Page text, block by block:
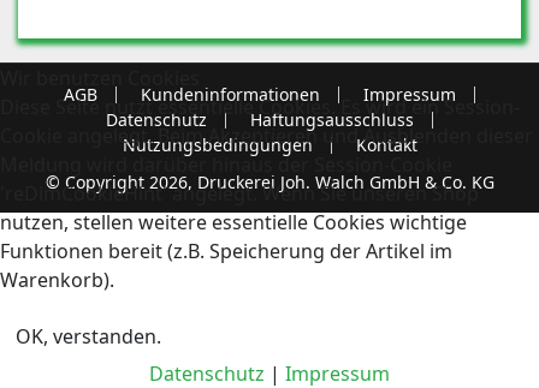
AGB Kundeninformationen
Impressum
Datenschutz
Haftungsausschluss
Nutzungsbedingungen
Kontakt
© Copyright 2026, Druckerei Joh. Walch GmbH & Co. KG
Diese Seite nutzt essentielle Cookies. Es wird ein Session-
Cookie angelegt. Beim Akzeptieren und Ausblenden dieser
Meldung wird darüber hinaus der Session-Cookie
'reDimCookieHint' angelegt. Wenn Sie unseren Shop
nutzen, stellen weitere essentielle Cookies wichtige
Funktionen bereit (z.B. Speicherung der Artikel im
Warenkorb).
OK, verstanden.
Datenschutz | Impressum